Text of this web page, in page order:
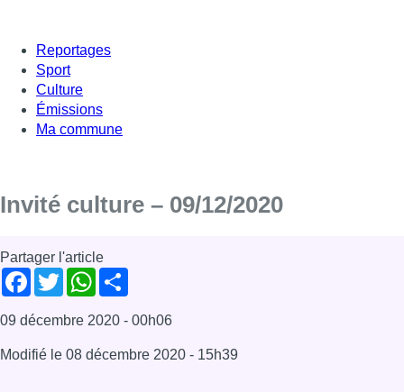
Reportages
Sport
Culture
Émissions
Ma commune
Invité culture – 09/12/2020
Partager l'article
Facebook
TwitterWhatsApp
09 décembre 2020 - 00h06
Modifié le 08 décembre 2020 - 15h39